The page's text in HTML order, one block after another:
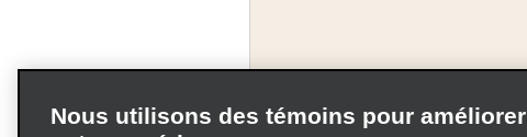
Nous utilisons des témoins pour améliorer